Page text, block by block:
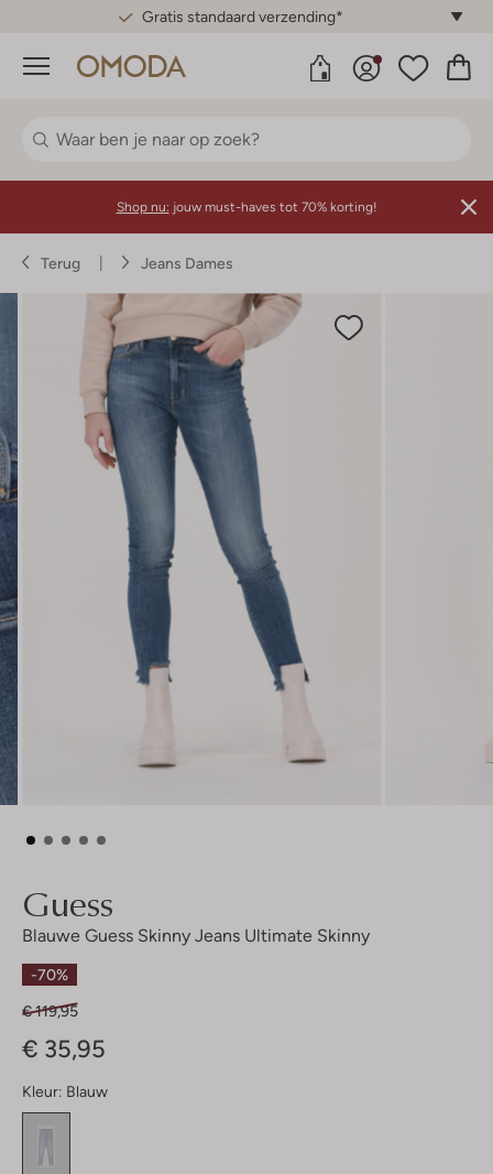
Gratis standaard verzending*
Menu
Shop nu: jouw must-haves tot 70% korting!
Terug Jeans Dames
Guess
Blauwe Guess Skinny Jeans Ultimate Skinny
-70%
€ 119,95
€ 35,95
Kleur: Blauw